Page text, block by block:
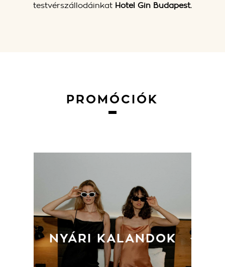
testvérszállodáinkat Hotel Gin Budapest.
PROMÓCIÓK
NYÁRI KALANDOK